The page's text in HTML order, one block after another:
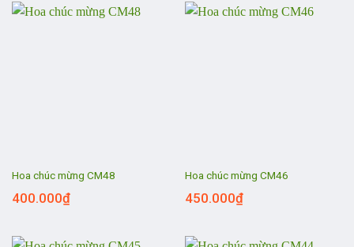
Hoa chúc mừng CM48
400.000₫
Hoa chúc mừng CM46
450.000₫